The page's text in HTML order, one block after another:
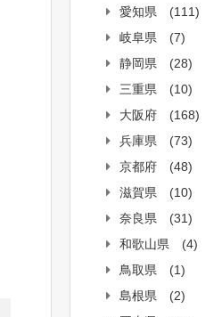
愛知県
(111)
岐阜県
(7)
静岡県
(28)
三重県
(10)
大阪府
(168)
兵庫県
(73)
京都府
(48)
滋賀県
(10)
奈良県
(31)
和歌山県
(4)
鳥取県
(1)
島根県
(2)